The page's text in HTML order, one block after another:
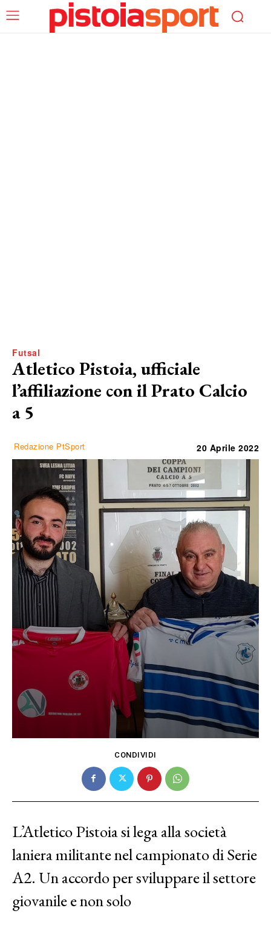
Futsal
Atletico Pistoia, ufficiale
l’affiliazione con il Prato Calcio
a 5
Redazione PtSport 20 Aprile 2022
CONDIVIDI
L’Atletico Pistoia si lega alla società
laniera militante nel campionato di Serie
A2. Un accordo per sviluppare il settore
giovanile e non solo